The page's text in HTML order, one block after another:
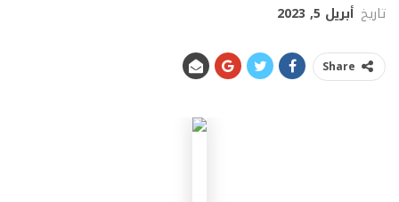
تاريخ أبريل 5, 2023
Share